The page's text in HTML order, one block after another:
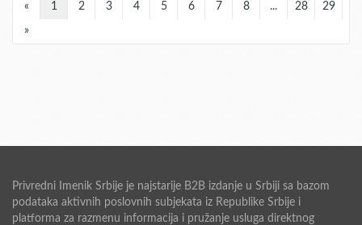
« 1 2 3 4 5 6 7 8 ... 28 29
»
Privredni Imenik Srbije je najstarije B2B izdanje u Srbiji sa bazom
podataka aktivnih poslovnih subjekata iz Republike Srbije i
platforma za razmenu informacija i pružanje usluga direktnog